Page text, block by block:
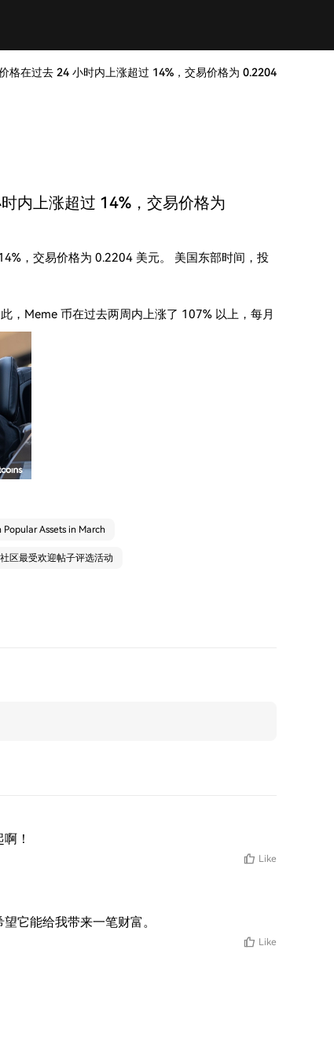
格在过去 24 小时内上涨超过 14%，交易价格为 0.2204
内上涨超过 14%，交易价格为
，交易价格为 0.2204 美元。 美国东部时间，投
，Meme 币在过去两周内上涨了 107% 以上，每月
Assets in March
区最受欢迎帖子评选活动
！
Like
它能给我带来一笔财富。
Like